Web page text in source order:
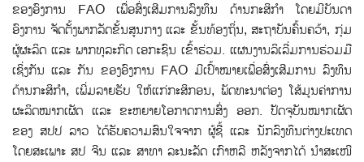
ຂອງອົງການ FAO ເພື່ອສົ່ງເສີມການລົງທຶນ ດ້ານກະສິກຳ ໂດຍມີບັນດາ
ອົງການ ຈັດຕັ້ງພາກລັດຂັ້ນສູນກາງ ແລະ ຂັ້ນທ້ອງຖິ່ນ, ສະຖາບັນຄົ້ນຄວ້າ, ກຸ່ມ
ຜູ້ຜະລິດ ແລະ ພາກທຸລະກິດ ເອກະຊົນ ເຂົ້າຮ່ວມ. ແຜນງານລິເລີ່ມການຮ່ວມມື
ເຊິ່ງກັນ ແລະ ກັນ ຂອງອົງການ FAO ມີເປົ້າໝາຍເພື່ອສົ່ງເສີມການ ລົງທຶນ
ດ້ານກະສິກຳ, ເພີ່ມລາຍຮັບ ໃຫ້ແກ່ກະສິກອນ, ພັດທະນາຕ່ອງ ໂສ້ມູນຄ່າການ
ຜະລິດໝາກເຜັດ ແລະ ຂະຫຍາຍໂອກາດການສົ່ງ ອອກ. ປັດຈຸບັນໝາກເຜັດ
ຂອງ ສປປ ລາວ ໄດ້ຮັບຄວາມສົນໃຈຈາກ ຜູ້ຊື້ ແລະ ນັກລົງທຶນຕ່າງປະເທດ
ໂດຍສະເພາະ ສປ ຈີນ ແລະ ສາທາ ລະນະລັດ ເກົາຫລີ ຫລັງຈາກໄດ້ ນຳສະເໜີ